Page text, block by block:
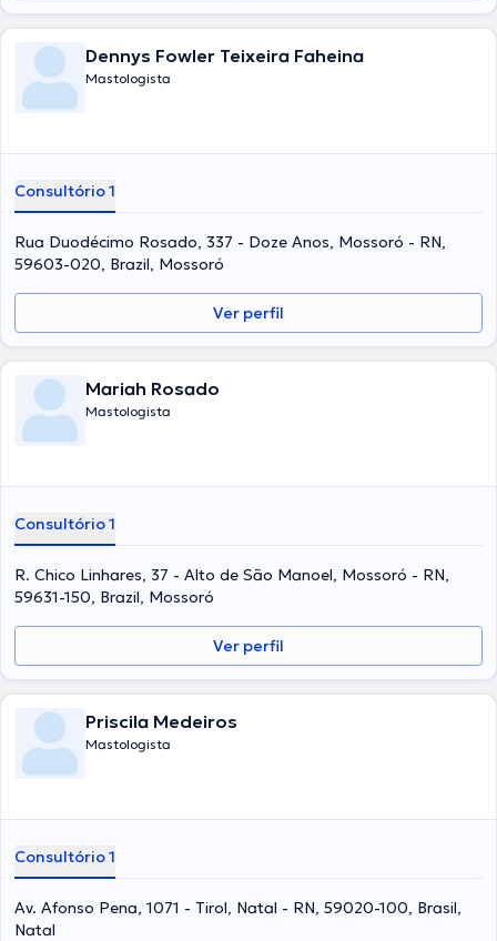
Dennys Fowler Teixeira Faheina
Mastologista
Consultório 1
Rua Duodécimo Rosado, 337 - Doze Anos, Mossoró - RN,
59603-020, Brazil, Mossoró
Ver perfil
Mariah Rosado
Mastologista
Consultório 1
R. Chico Linhares, 37 - Alto de São Manoel, Mossoró - RN,
59631-150, Brazil, Mossoró
Ver perfil
Priscila Medeiros
Mastologista
Consultório 1
Av. Afonso Pena, 1071 - Tirol, Natal - RN, 59020-100, Brasil,
Natal